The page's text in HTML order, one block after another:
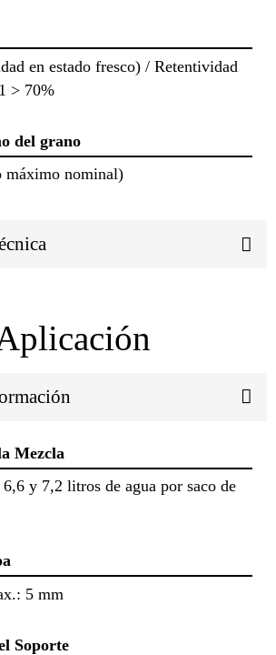
en estado fresco) / Retentividad
> 70%
del grano
máximo nominal)
Mezcla
y 7,2 litros de agua por saco de
5 mm
Soporte